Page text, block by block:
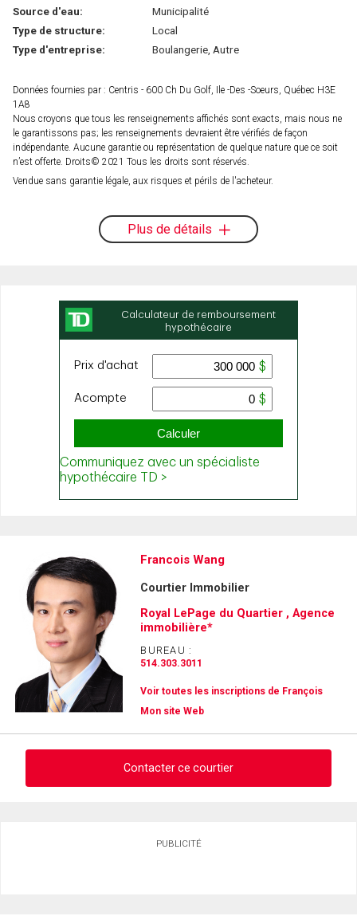
Source d'eau:
Municipalité
Type de structure:
Local
Type d'entreprise:
Boulangerie, Autre
Données fournies par : Centris - 600 Ch Du Golf, Ile -Des -Soeurs, Québec H3E
1A8
Nous croyons que tous les renseignements affichés sont exacts, mais nous ne
le garantissons pas; les renseignements devraient être vérifiés de façon
indépendante. Aucune garantie ou représentation de quelque nature que ce soit
n’est offerte. Droits© 2021 Tous les droits sont réservés.
Vendue sans garantie légale, aux risques et périls de l'acheteur.
Plus de détails
Francois Wang
Courtier Immobilier
Royal LePage du Quartier , Agence
immobilière*
BUREAU :
514.303.3011
Voir toutes les inscriptions de François
Mon site Web
Contacter ce courtier
PUBLICITÉ